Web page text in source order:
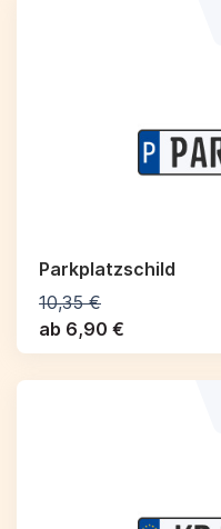
Parkplatzschild
10,35 €
ab 6,90 €